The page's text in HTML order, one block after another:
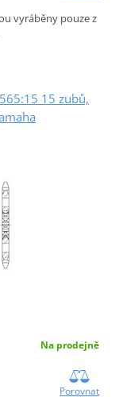
vyráběny pouze z
565:15 15 zubů,
Na prodejně
Porovnat